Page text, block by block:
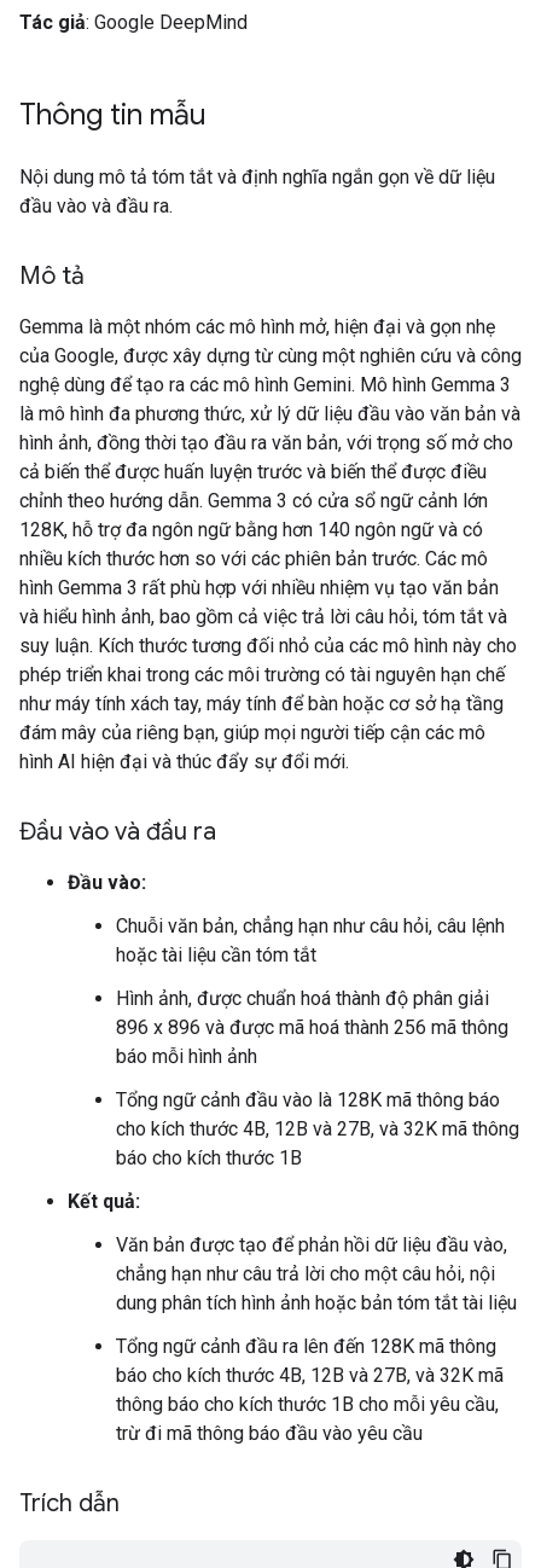
Tác giả: Google DeepMind
Thông tin mẫu
Nội dung mô tả tóm tắt và định nghĩa ngắn gọn về dữ liệu
đầu vào và đầu ra.
Mô tả
Gemma là một nhóm các mô hình mở, hiện đại và gọn nhẹ
của Google, được xây dựng từ cùng một nghiên cứu và công
nghệ dùng để tạo ra các mô hình Gemini. Mô hình Gemma 3
là mô hình đa phương thức, xử lý dữ liệu đầu vào văn bản và
hình ảnh, đồng thời tạo đầu ra văn bản, với trọng số mở cho
cả biến thể được huấn luyện trước và biến thể được điều
chỉnh theo hướng dẫn. Gemma 3 có cửa sổ ngữ cảnh lớn
128K, hỗ trợ đa ngôn ngữ bằng hơn 140 ngôn ngữ và có
nhiều kích thước hơn so với các phiên bản trước. Các mô
hình Gemma 3 rất phù hợp với nhiều nhiệm vụ tạo văn bản
và hiểu hình ảnh, bao gồm cả việc trả lời câu hỏi, tóm tắt và
suy luận. Kích thước tương đối nhỏ của các mô hình này cho
phép triển khai trong các môi trường có tài nguyên hạn chế
như máy tính xách tay, máy tính để bàn hoặc cơ sở hạ tầng
đám mây của riêng bạn, giúp mọi người tiếp cận các mô
hình AI hiện đại và thúc đẩy sự đổi mới.
Đầu vào và đầu ra
Đầu vào:
Chuỗi văn bản, chẳng hạn như câu hỏi, câu lệnh
hoặc tài liệu cần tóm tắt
Hình ảnh, được chuẩn hoá thành độ phân giải
896 x 896 và được mã hoá thành 256 mã thông
báo mỗi hình ảnh
Tổng ngữ cảnh đầu vào là 128K mã thông báo
cho kích thước 4B, 12B và 27B, và 32K mã thông
báo cho kích thước 1B
Kết quả:
Văn bản được tạo để phản hồi dữ liệu đầu vào,
chẳng hạn như câu trả lời cho một câu hỏi, nội
dung phân tích hình ảnh hoặc bản tóm tắt tài liệu
Tổng ngữ cảnh đầu ra lên đến 128K mã thông
báo cho kích thước 4B, 12B và 27B, và 32K mã
thông báo cho kích thước 1B cho mỗi yêu cầu,
trừ đi mã thông báo đầu vào yêu cầu
Trích dẫn